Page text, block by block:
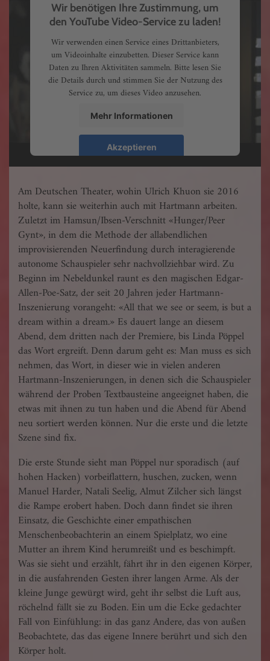
Wir benötigen Ihre Zustimmung, um
den YouTube Video-Service zu laden!
Wir verwenden einen Service eines Drittanbieters,
um Videoinhalte einzubetten. Dieser Service kann
Daten zu Ihren Aktivitäten sammeln. Bitte lesen Sie
die Details durch und stimmen Sie der Nutzung des
Service zu, um dieses Video anzusehen.
Mehr Informationen
Akzeptieren
Am Deutschen Theater, wohin Ulrich Khuon sie 2016
holte, kann sie weiterhin auch mit Hartmann arbeiten.
Zuletzt im Hamsun/Ibsen-Verschnitt «Hunger/Peer
Gynt», in dem die Methode der allabendlichen
improvisierenden Neuerfindung durch interagierende
autonome Schauspieler sehr nachvollziehbar wird. Zu
Beginn im Nebeldunkel raunt es den magischen Edgar-
Allen-Poe-Satz, der seit 20 Jahren jeder Hartmann-
Inszenierung vorangeht: «All that we see or seem, is but a
dream within a dream.» Es dauert lange an diesem
Abend, dem dritten nach der Premiere, bis Linda Pöppel
das Wort ergreift. Denn darum geht es: Man muss es sich
nehmen, das Wort, in dieser wie in vielen anderen
Hartmann-Inszenierungen, in denen sich die Schauspieler
während der Proben Textbausteine angeeignet haben, die
etwas mit ihnen zu tun haben und die Abend für Abend
neu sortiert werden können. Nur die erste und die letzte
Szene sind fix.
Die erste Stunde sieht man Pöppel nur sporadisch (auf
hohen Hacken) vorbeiflattern, huschen, zucken, wenn
Manuel Harder, Natali Seelig, Almut Zilcher sich längst
die Rampe erobert haben. Doch dann findet sie ihren
Einsatz, die Geschichte einer empathischen
Menschenbeobachterin an einem Spielplatz, wo eine
Mutter an ihrem Kind herumreißt und es beschimpft.
Was sie sieht und erzählt, fährt ihr in den eigenen Körper,
in die ausfahrenden Gesten ihrer langen Arme. Als der
kleine Junge gewürgt wird, geht ihr selbst die Luft aus,
röchelnd fällt sie zu Boden. Ein um die Ecke gedachter
Fall von Einfühlung: in das ganz Andere, das von außen
Beobachtete, das das eigene Innere berührt und sich den
Körper holt.